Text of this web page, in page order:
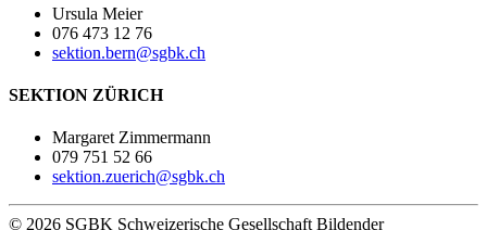
Ursula Meier
076 473 12 76
sektion.bern@sgbk.ch
SEKTION ZÜRICH
Margaret Zimmermann
079 751 52 66
sektion.zuerich@sgbk.ch
© 2026 SGBK Schweizerische Gesellschaft Bildender